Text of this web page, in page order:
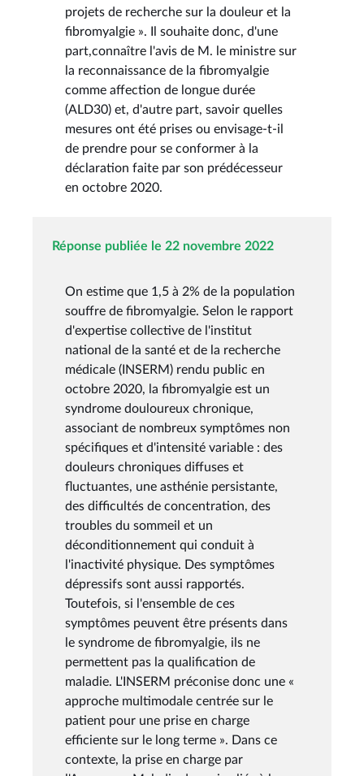
projets de recherche sur la douleur et la
fibromyalgie ». Il souhaite donc, d'une
part,connaître l'avis de M. le ministre sur
la reconnaissance de la fibromyalgie
comme affection de longue durée
(ALD30) et, d'autre part, savoir quelles
mesures ont été prises ou envisage-t-il
de prendre pour se conformer à la
déclaration faite par son prédécesseur
en octobre 2020.
Réponse publiée le 22 novembre 2022
On estime que 1,5 à 2% de la population
souffre de fibromyalgie. Selon le rapport
d'expertise collective de l'institut
national de la santé et de la recherche
médicale (INSERM) rendu public en
octobre 2020, la fibromyalgie est un
syndrome douloureux chronique,
associant de nombreux symptômes non
spécifiques et d'intensité variable : des
douleurs chroniques diffuses et
fluctuantes, une asthénie persistante,
des difficultés de concentration, des
troubles du sommeil et un
déconditionnement qui conduit à
l'inactivité physique. Des symptômes
dépressifs sont aussi rapportés.
Toutefois, si l'ensemble de ces
symptômes peuvent être présents dans
le syndrome de fibromyalgie, ils ne
permettent pas la qualification de
maladie. L'INSERM préconise donc une «
approche multimodale centrée sur le
patient pour une prise en charge
efficiente sur le long terme ». Dans ce
contexte, la prise en charge par